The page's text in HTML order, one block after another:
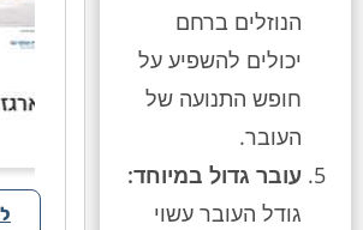
הנוזלים ברחם
יכולים להשפיע על
חופש התנועה של
העובר.
עובר גדול במיוחד:
גודל העובר עשוי